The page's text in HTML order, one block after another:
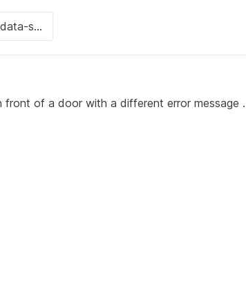
front of a door with a different error message .